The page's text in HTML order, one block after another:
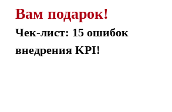
Вам подарок!
Чек-лист: 15 ошибок
внедрения KPI!